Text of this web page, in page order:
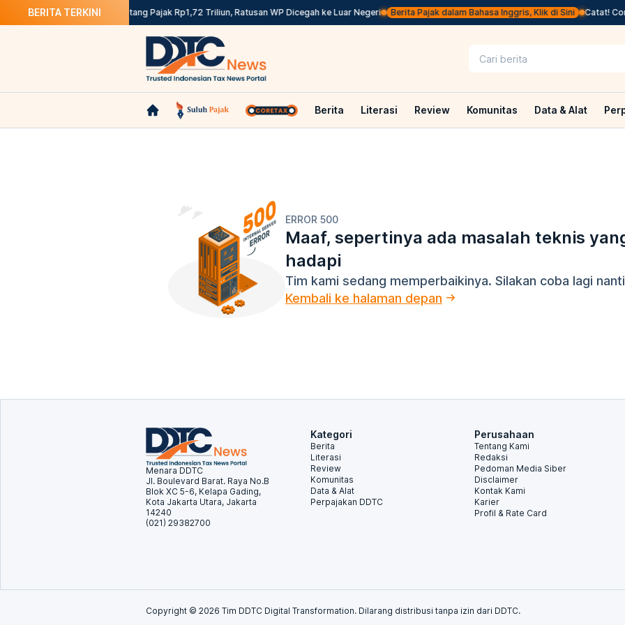
BERITA TERKINI
PPh Pasal 22 Punya Utang Pajak Rp1,72 Triliun, Ratusan WP Dicegah ke Luar Negeri Berita Pajak dalam Bahasa Inggris, Klik di Sini Catat!
Berita Literasi Review Komunitas Data & Alat
ERROR 500
Maaf, sepertinya ada masalah teknis
hadapi
Tim kami sedang memperbaikinya. Silakan coba lagi
Kembali ke halaman depan
Menara DDTC
Jl. Boulevard Barat. Raya No.B
Blok XC 5-6, Kelapa Gading,
Kota Jakarta Utara, Jakarta
14240
(021) 29382700
Kategori
Berita
Literasi
Review
Komunitas
Data & Alat
Perpajakan DDTC
Perusahaan
Tentang Kami
Redaksi
Pedoman Media Siber
Disclaimer
Kontak Kami
Karier
Profil & Rate Card
Copyright © 2026 Tim DDTC Digital Transformation. Dilarang distribusi tanpa izin dari DDTC.